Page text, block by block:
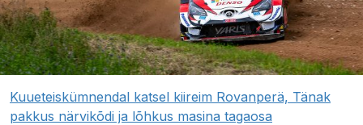
Kuueteiskümnendal katsel kiireim Rovanperä, Tänak
pakkus närvikõdi ja lõhkus masina tagaosa